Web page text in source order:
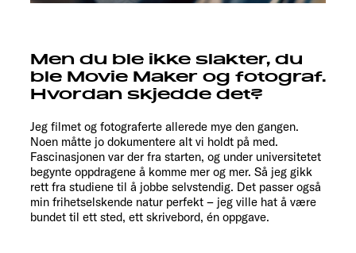
Men du ble ikke slakter, du
ble Movie Maker og fotograf.
Hvordan skjedde det?
Jeg filmet og fotograferte allerede mye den gangen.
Noen måtte jo dokumentere alt vi holdt på med.
Fascinasjonen var der fra starten, og under universitetet
begynte oppdragene å komme mer og mer. Så jeg gikk
rett fra studiene til å jobbe selvstendig. Det passer også
min frihetselskende natur perfekt – jeg ville hat å være
bundet til ett sted, ett skrivebord, én oppgave.